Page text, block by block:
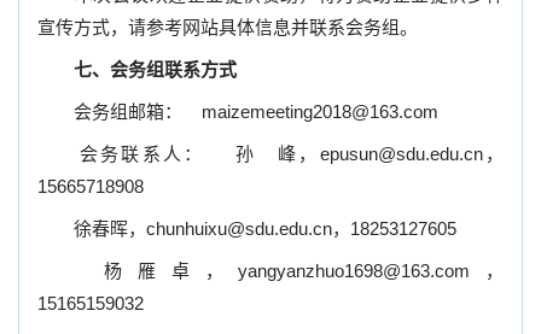
宣传方式，请参考网站具体信息并联系会务组。
七、会务组联系方式
会务组邮箱： maizemeeting2018@163.com
会务联系人： 孙 峰， epusun@sdu.edu.cn，
15665718908
徐春晖， chunhuixu@sdu.edu.cn， 18253127605
杨雁卓，yangyanzhuo1698@163.com ，
15165159032